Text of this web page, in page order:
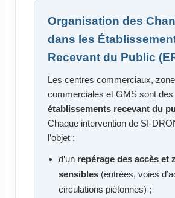
Organisation des
dans les
Recevant du Public
Les centres commerciaux,
commerciales et GMS sont des
établissements recevant du
Chaque intervention de SI-
l’objet :
d’un repérage des accès et
sensibles(entrées, voies
circulations piétonnes) ;